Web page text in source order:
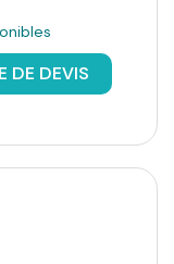
DE DEVIS